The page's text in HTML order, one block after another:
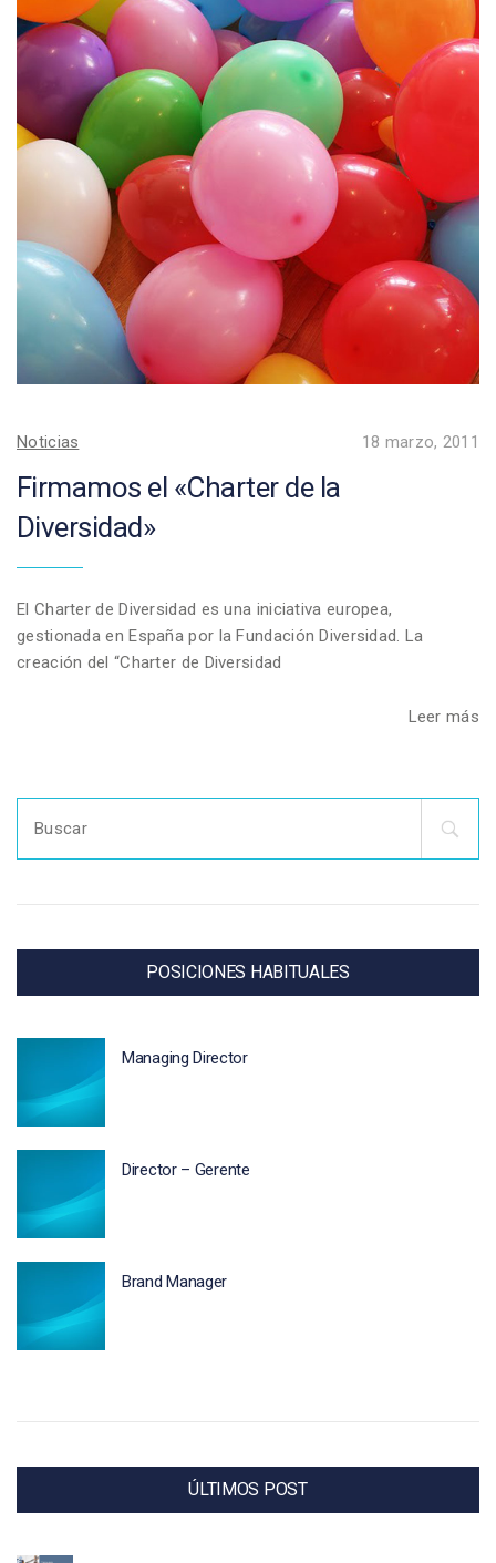
Noticias 18 marzo, 2011
Firmamos el «Charter de la
Diversidad»
El Charter de Diversidad es una iniciativa europea,
gestionada en España por la Fundación Diversidad. La
creación del “Charter de Diversidad
Leer más
for:
POSICIONES HABITUALES
Managing Director
Director – Gerente
Brand Manager
ÚLTIMOS POST